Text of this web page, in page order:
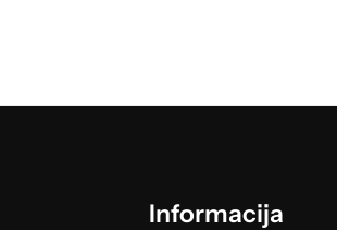
Informacija